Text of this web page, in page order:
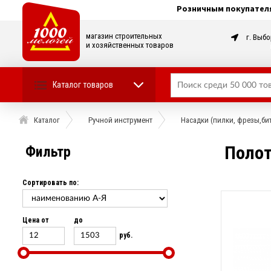
Розничным
магазин строительных
и хозяйственных товаров
г.
Каталог товаров
Каталог Ручной инструмент Насадки (пилки,
Фильтр
Сортировать по:
Цена от
до
руб.